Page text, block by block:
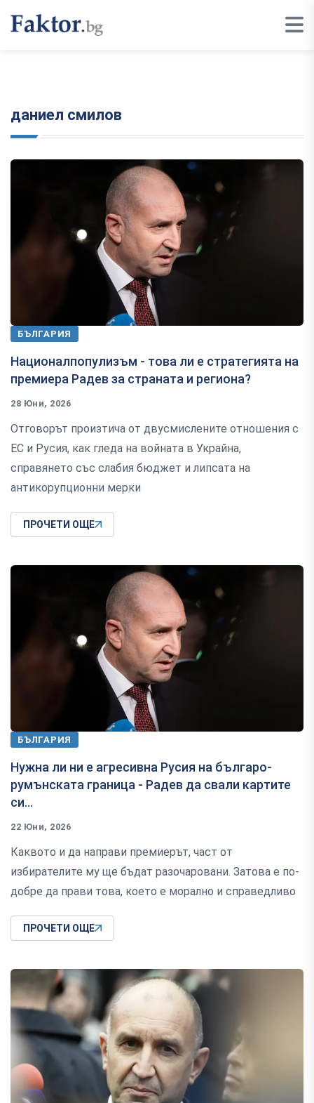
даниел смилов
БЪЛГАРИЯ
Националпопулизъм - това ли е стратегията на
премиера Радев за страната и региона?
28 Юни, 2026
Отговорът произтича от двусмислените отношения с
ЕС и Русия, как гледа на войната в Украйна,
справянето със слабия бюджет и липсата на
антикорупционни мерки
ПРОЧЕТИ ОЩЕ
БЪЛГАРИЯ
Нужна ли ни е агресивна Русия на българо-
румънската граница - Радев да свали картите
си...
22 Юни, 2026
Каквото и да направи премиерът, част от
избирателите му ще бъдат разочаровани. Затова е по-
добре да прави това, което е морално и справедливо
ПРОЧЕТИ ОЩЕ